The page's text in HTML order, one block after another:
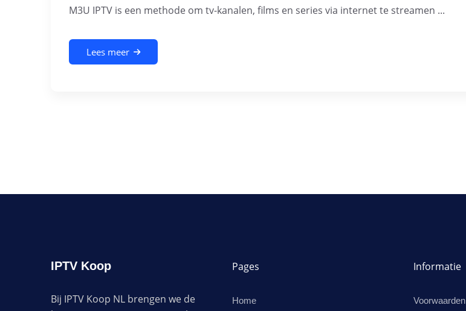
M3U IPTV is een methode om tv-kanalen, films en series via internet te streamen ...
Lees meer
IPTV Koop
Bij IPTV Koop NL brengen we de
Pages
Home
Informatie
Voorwaarden